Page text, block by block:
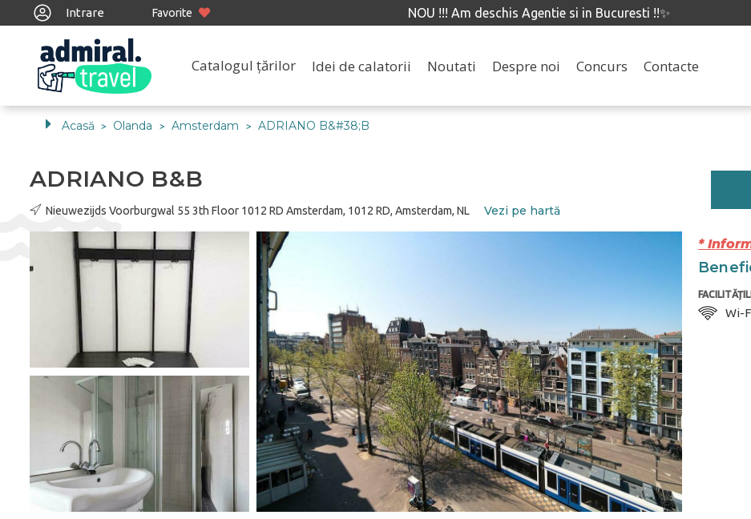
NOU !!! Am deschis Agentie si in Bucuresti !!✨
Intrare Favorite
Catalogul țărilor Idei de calatorii Noutati Despre noi Concurs Contacte
Acasă > Olanda > Amsterdam > ADRIANO B&#38;B
ADRIANO B&B
Nieuwezijds Voorburgwal 55 3th Floor 1012 RD Amsterdam, 1012 RD, Amsterdam, NL Vezi pe hartă
*
Wi-